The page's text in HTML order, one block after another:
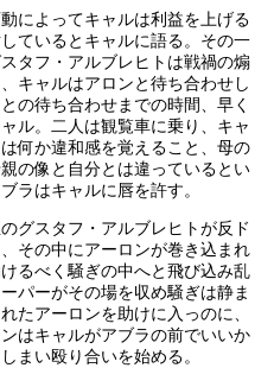
によってキャルは利益を上げる
ているとキャルに語る。その一
タフ・アルブレヒトは戦禍の煽
キャルはアロンと待ち合わせし
の待ち合わせまでの時間、早く
ル。二人は観覧車に乗り、キャ
何か違和感を覚えること、母の
の像と自分とは違っているとい
ラはキャルに唇を許す。
グスタフ・アルブレヒトが反ド
その中にアーロンが巻き込まれ
るべく騒ぎの中へと飛び込み乱
パーがその場を収め騒ぎは静ま
たアーロンを助けに入っのに、
はキャルがアブラの前でいいか
まい殴り合いを始める。